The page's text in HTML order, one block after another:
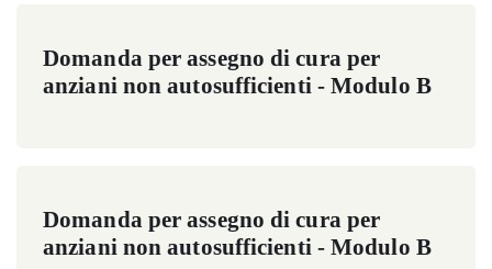
Domanda per assegno di cura per
anziani non autosufficienti - Modulo B
Domanda per assegno di cura per
anziani non autosufficienti - Modulo B